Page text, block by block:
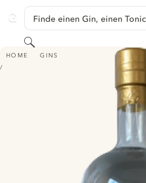
GINVENTORY
Finde einen Gin, einen Tonic, …
Suchen
HOME GINS
2 BROTHERS® PREMIUM GIN CITRUS